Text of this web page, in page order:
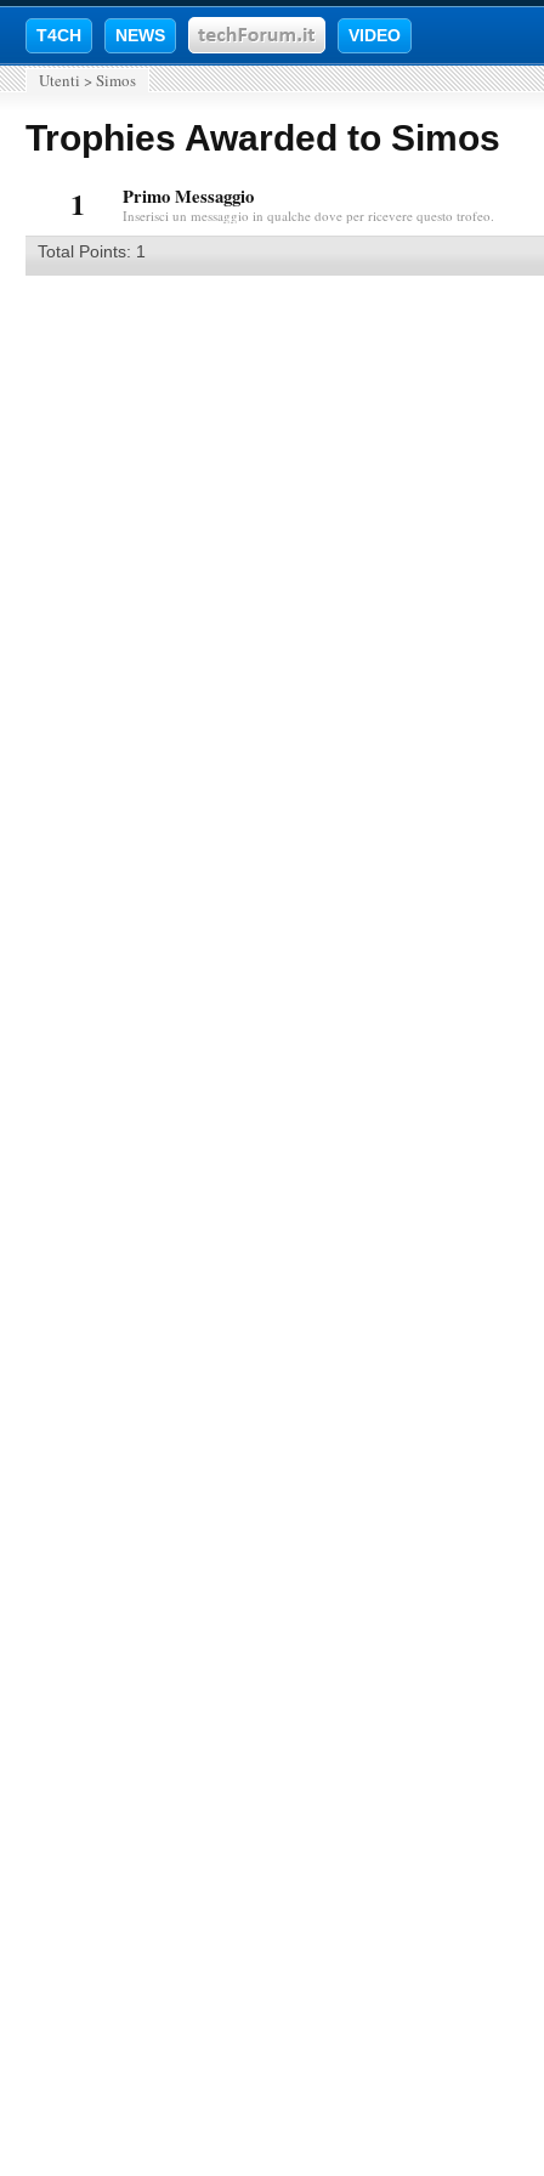
T4CH NEWS VIDEO
Utenti > Simos
Trophies Awarded to Simos
1 Primo Messaggio
Inserisci un messaggio in qualche dove per ricevere questo trofeo.
Total Points: 1